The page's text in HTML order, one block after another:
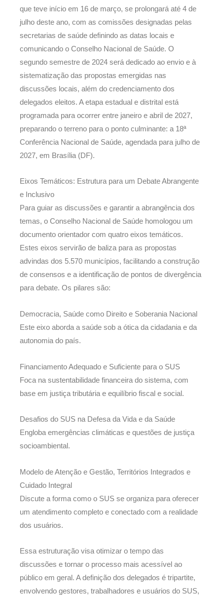
que teve início em 16 de março, se prolongará até 4 de
julho deste ano, com as comissões designadas pelas
secretarias de saúde definindo as datas locais e
comunicando o Conselho Nacional de Saúde. O
segundo semestre de 2024 será dedicado ao envio e à
sistematização das propostas emergidas nas
discussões locais, além do credenciamento dos
delegados eleitos. A etapa estadual e distrital está
programada para ocorrer entre janeiro e abril de 2027,
preparando o terreno para o ponto culminante: a 18ª
Conferência Nacional de Saúde, agendada para julho de
2027, em Brasília (DF).
Eixos Temáticos: Estrutura para um Debate Abrangente
e Inclusivo
Para guiar as discussões e garantir a abrangência dos
temas, o Conselho Nacional de Saúde homologou um
documento orientador com quatro eixos temáticos.
Estes eixos servirão de baliza para as propostas
advindas dos 5.570 municípios, facilitando a construção
de consensos e a identificação de pontos de divergência
para debate. Os pilares são:
Democracia, Saúde como Direito e Soberania Nacional
Este eixo aborda a saúde sob a ótica da cidadania e da
autonomia do país.
Financiamento Adequado e Suficiente para o SUS
Foca na sustentabilidade financeira do sistema, com
base em justiça tributária e equilíbrio fiscal e social.
Desafios do SUS na Defesa da Vida e da Saúde
Engloba emergências climáticas e questões de justiça
socioambiental.
Modelo de Atenção e Gestão, Territórios Integrados e
Cuidado Integral
Discute a forma como o SUS se organiza para oferecer
um atendimento completo e conectado com a realidade
dos usuários.
Essa estruturação visa otimizar o tempo das
discussões e tornar o processo mais acessível ao
público em geral. A definição dos delegados é tripartite,
envolvendo gestores, trabalhadores e usuários do SUS,